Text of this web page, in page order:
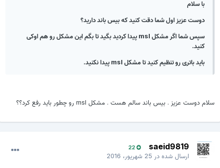
با سلام
دوست عزیز اول شما دقت کنید که بیس باند دارید؟
سپس شما اگر مشکل msl پیدا کردید بگید تا بگم این مشکل رو هم اوکی
کنید.
باید باتری رو تنظیم کنید تا مشکل msl پیدا نکنید.
سلام دوست عزیز . بیس باند سالم هست . مشکل msl رو چطور باید رفع کرد؟؟
saeid9819
22
ارسال شده در25 شهریور، 2016